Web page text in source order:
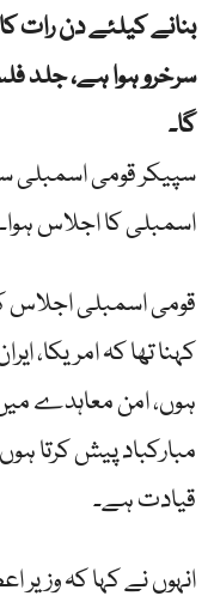
بنانے کیلئے دن رات
سرخرو ہوا ہے، جلد
گا۔
سپیکر قومی اسمبلی
اسمبلی کا اجلاس ہوا۔
قومی اسمبلی اجلاس
کہنا تھا کہ امریکا،
ہوں، امن معاہدے میں
مبارکباد پیش کرتا
قیادت ہے۔
انہوں نے کہا کہ